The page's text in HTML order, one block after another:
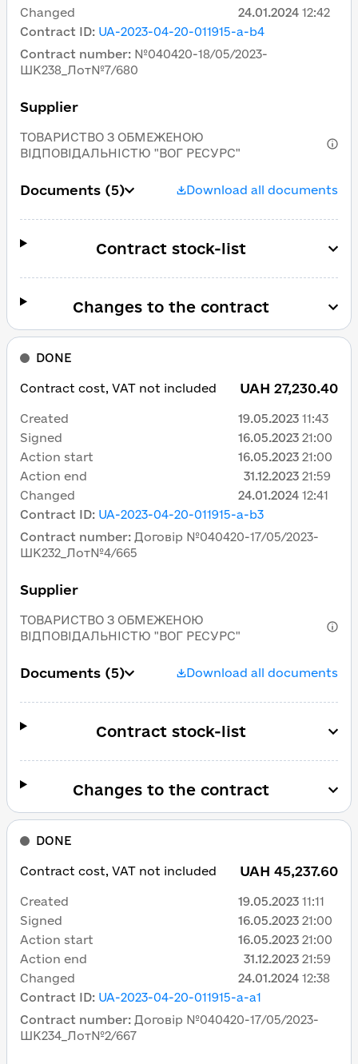
Contract ID: UA-2023-04-20-011915-a-b4
Contract number: №040420-18/05/2023-
ШК238_Лот№7/680
Supplier
ТОВАРИСТВО З ОБМЕЖЕНОЮ
ВІДПОВІДАЛЬНІСТЮ "ВОГ РЕСУРС"
Documents (5) Download all documents
Changed
24.01.2024 12:42
Contract stock-list
Changes to the contract
Contract ID: UA-2023-04-20-011915-a-b3
Contract number: Договір №040420-17/05/2023-
ШК232_Лот№4/665
Supplier
ТОВАРИСТВО З ОБМЕЖЕНОЮ
ВІДПОВІДАЛЬНІСТЮ "ВОГ РЕСУРС"
Documents (5) Download all documents
DONE
Contract cost, VAT not included UAH 27,230.40
Created 19.05.2023 11:43
Signed
16.05.2023 21:00
Action start
16.05.2023 21:00
Action end
31.12.2023 21:59
Changed
24.01.2024 12:41
Contract stock-list
Changes to the contract
Contract ID: UA-2023-04-20-011915-a-a1
Contract number: Договір №040420-17/05/2023-
ШК234_Лот№2/667
DONE
Contract cost, VAT not included UAH 45,237.60
Created 19.05.2023 11:11
Signed
16.05.2023 21:00
Action start
16.05.2023 21:00
Action end
31.12.2023 21:59
Changed
24.01.2024 12:38